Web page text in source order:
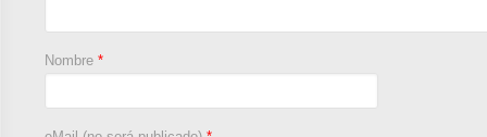
Nombre *